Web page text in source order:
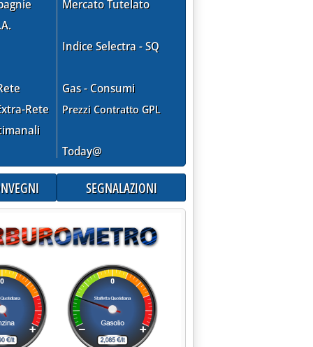
Rete
Mercato Tutelato
Indice Selectra - SQ
Gas - Consumi
Prezzi Contratto GPL
Today@
SEGNALAZIONI